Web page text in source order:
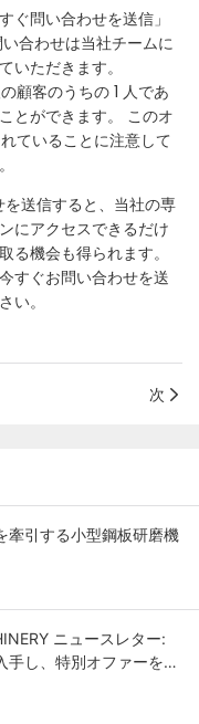
ぐ問い合わせを送信」
合わせは当社チームに
いただきます。
顧客のうちの 1 人であ
とができます。 このオ
ていることに注意して
を送信すると、当社の専
にアクセスできるだけ
る機会も得られます。
すぐお問い合わせを送
い。
次
牽引する小型鋼板研磨機
ニュースレター:
手し、特別オファーを受